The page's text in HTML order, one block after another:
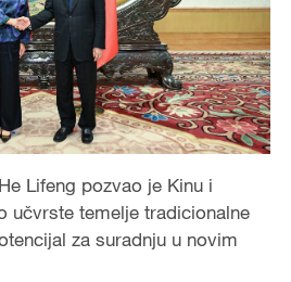
Lifeng pozvao je Kinu i
učvrste temelje tradicionalne
za suradnju u novim